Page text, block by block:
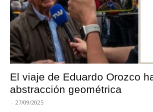
El viaje de Eduardo Orozco
abstracción geométrica
- 27/09/2025